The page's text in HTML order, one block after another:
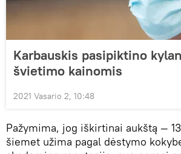
Karbauskis pasipiktino
švietimo kainomis
2021 Vasario 2, 10:48
Pažymima, jog iškirtinai aukštą —
šiemet užima pagal dėstymo